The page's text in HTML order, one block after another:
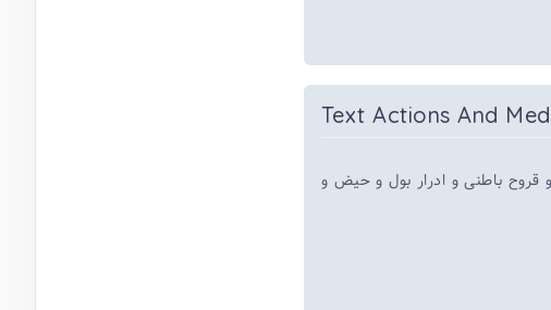
Text Actions And
باطنی و ادرار بول و حیض و